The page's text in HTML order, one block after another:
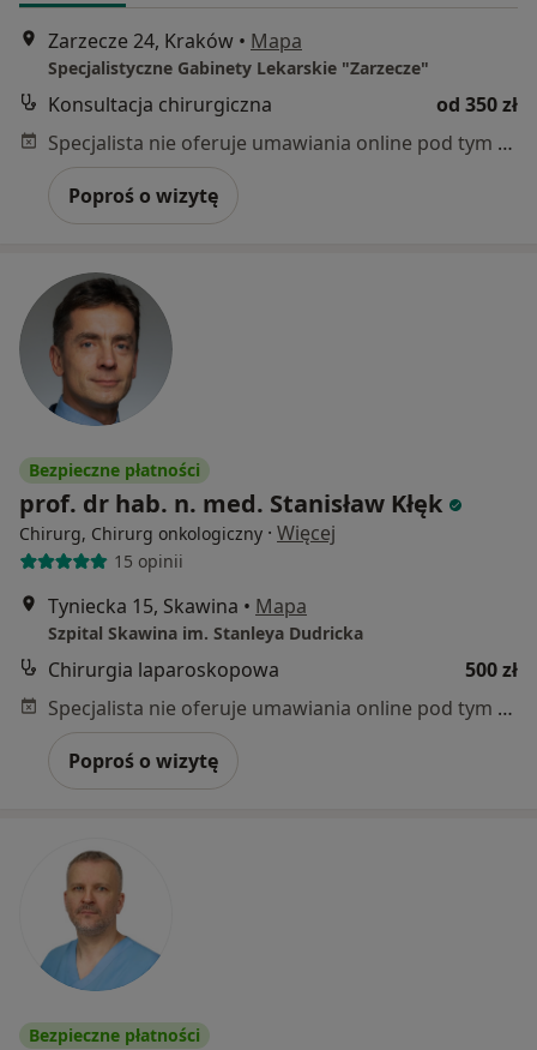
Zarzecze 24, Kraków • Mapa
Specjalistyczne Gabinety Lekarskie "Zarzecze"
Konsultacja chirurgiczna
od 350 zł
Specjalista nie oferuje umawiania online pod tym adresem.
Poproś o wizytę
Bezpieczne płatności
prof. dr hab. n. med. Stanisław Kłęk
Chirurg, Chirurg onkologiczny · Więcej
15 opinii
Tyniecka 15, Skawina • Mapa
Szpital Skawina im. Stanleya Dudricka
Chirurgia laparoskopowa
500 zł
Specjalista nie oferuje umawiania online pod tym adresem.
Poproś o wizytę
Bezpieczne płatności